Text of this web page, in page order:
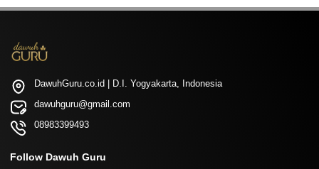
DawuhGuru.co.id | D.I. Yogyakarta, Indonesia
dawuhguru@gmail.com
08983399493
Follow Dawuh Guru